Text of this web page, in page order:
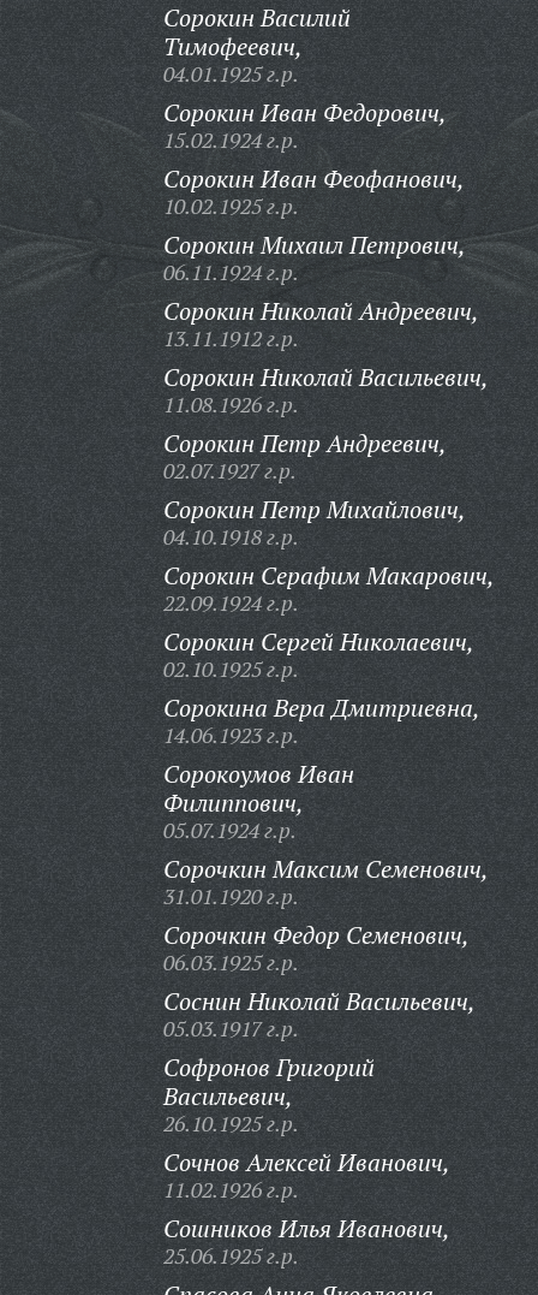
Сорокин Василий
Тимофеевич,
04.01.1925 г.р.
Сорокин Иван Федорович,
15.02.1924 г.р.
Сорокин Иван Феофанович,
10.02.1925 г.р.
Сорокин Михаил Петрович,
06.11.1924 г.р.
Сорокин Николай Андреевич,
13.11.1912 г.р.
Сорокин Николай Васильевич,
11.08.1926 г.р.
Сорокин Петр Андреевич,
02.07.1927 г.р.
Сорокин Петр Михайлович,
04.10.1918 г.р.
Сорокин Серафим Макарович,
22.09.1924 г.р.
Сорокин Сергей Николаевич,
02.10.1925 г.р.
Сорокина Вера Дмитриевна,
14.06.1923 г.р.
Сорокоумов Иван
Филиппович,
05.07.1924 г.р.
Сорочкин Максим Семенович,
31.01.1920 г.р.
Сорочкин Федор Семенович,
06.03.1925 г.р.
Соснин Николай Васильевич,
05.03.1917 г.р.
Софронов Григорий
Васильевич,
26.10.1925 г.р.
Сочнов Алексей Иванович,
11.02.1926 г.р.
Сошников Илья Иванович,
25.06.1925 г.р.